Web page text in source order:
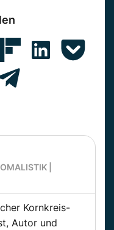
|
Kornkreis-
Autor und